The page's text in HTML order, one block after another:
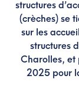
structures
(crèches) se
sur les
structures
Charolles, et
2025 pour